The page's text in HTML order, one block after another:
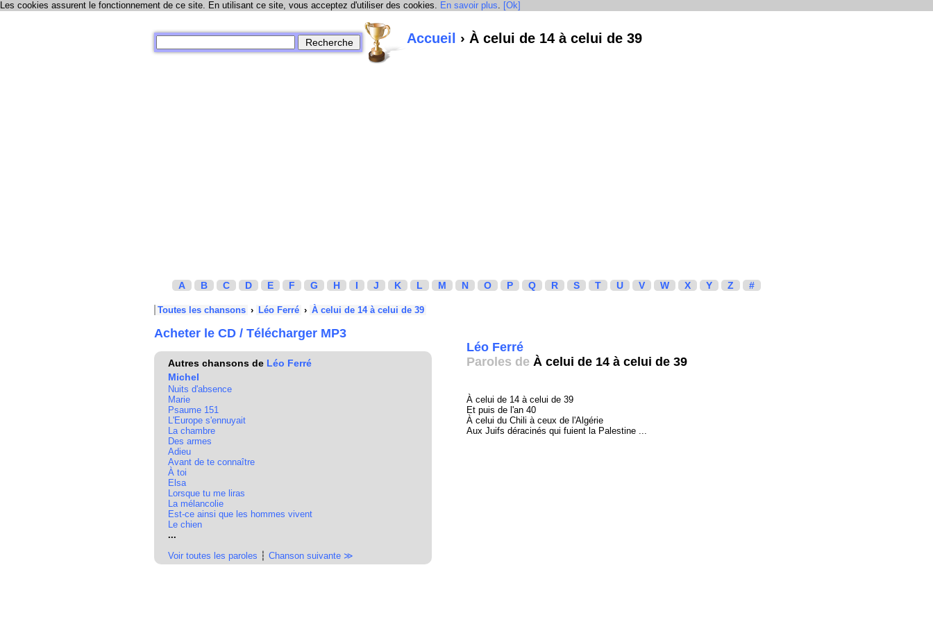
Les cookies assurent le fonctionnement de ce site. En utilisant ce site, vous acceptez d'utiliser des cookies. En savoir plus. [Ok]
Accueil › À celui de 14 à celui de 39
A B C D E F G H I J K L M N O P Q R S T U V W X Y Z #
Toutes les chansons › Léo Ferré › À celui de 14 à celui de 39
Acheter le CD / Télécharger MP3
Autres chansons de Léo Ferré
Michel
Nuits d'absence
Marie
Psaume 151
L'Europe s'ennuyait
La chambre
Des armes
Adieu
Avant de te connaître
À toi
Elsa
Lorsque tu me liras
La mélancolie
Est-ce ainsi que les hommes vivent
Le chien
...
Voir toutes les paroles ┆ Chanson suivante ≫
Léo Ferré
Paroles de À celui de 14 à celui de 39
À celui de 14 à celui de 39
Et puis de l'an 40
À celui du Chili à ceux de l'Algérie
Aux Juifs déracinés qui fuient la Palestine ...